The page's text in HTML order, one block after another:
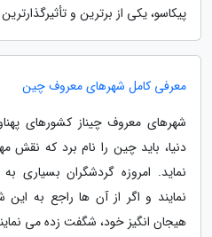
پیکاسو، یکی از برترین و
معرفی کامل شهرهای معروف چین
شهرهای معروف چیناز کشورهای
دنیا، باید چین را نام برد که نقش
نماید. امروزه گردشگران
نمایند و اگر از آن ها راجع به این
هیجان انگیز خود، شگفت زده می